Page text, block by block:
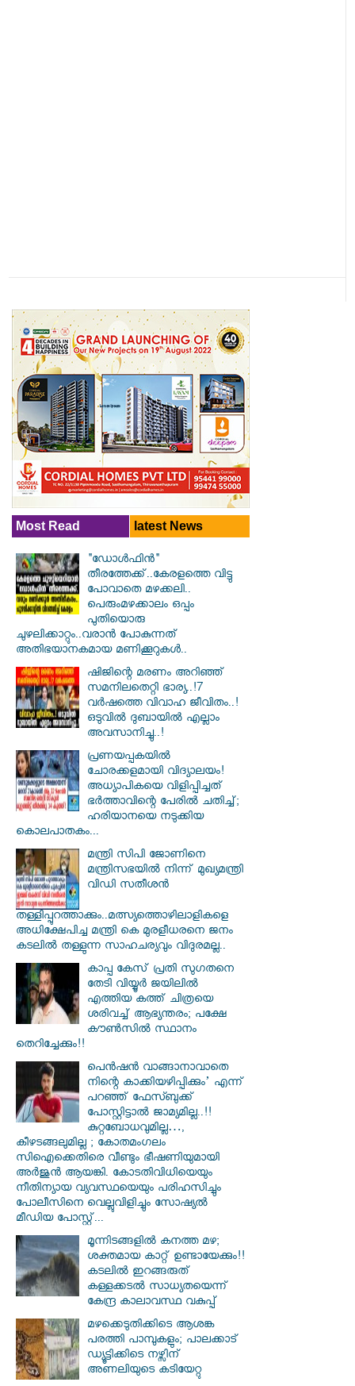
Most Read latest News
"ഡോൾഫിൻ"
തീരത്തേക്ക്..കേരളത്തെ വിട്ടു
പോവാതെ മഴക്കലി..
പെരുംമഴക്കാലം ഒപ്പം
പുതിയൊരു
ചുഴലിക്കാറ്റും..വരാൻ പോകുന്നത്
അതിഭയാനകമായ മണിക്കൂറുകൾ..
ഷിജിന്റെ മരണം അറിഞ്ഞ്
സമനിലതെറ്റി ഭാര്യ..!7
വർഷത്തെ വിവാഹ ജീവിതം..!
ഒടുവിൽ ദുബായിൽ എല്ലാം
അവസാനിച്ചു..!
പ്രണയപ്പകയിൽ
ചോരക്കളമായി വിദ്യാലയം!
അധ്യാപികയെ വിളിപ്പിച്ചത്
ഭർത്താവിന്റെ പേരിൽ ചതിച്ച്;
ഹരിയാനയെ നടുക്കിയ
കൊലപാതകം...
മന്ത്രി സിപി ജോണിനെ
മന്ത്രിസഭയില്‍ നിന്ന് മുഖ്യമന്ത്രി
വിഡി സതീശന്‍
തള്ളിപ്പുറത്താക്കും..മത്സ്യത്തൊഴിലാളികളെ
അധിക്ഷേപിച്ച മന്ത്രി കെ മുരളീധരനെ ജനം
കടലില്‍ തള്ളുന്ന സാഹചര്യവും വിദുരമല്ല..
കാപ്പ കേസ് പ്രതി സു​ഗതനെ
തേടി വിയ്യൂർ ജയിലിൽ
എത്തിയ കത്ത് ചിത്രയെ
ശരിവച്ച് ആഭ്യന്തരം; പക്ഷേ
കൗൺസിൽ സ്ഥാനം
തെറിച്ചേക്കും!!
പെൻഷൻ വാങ്ങാനാവാതെ
നിന്റെ കാക്കിയഴിപ്പിക്കും’ എന്ന്
പറഞ്ഞ് ഫേസ്ബുക്ക്
പോസ്റ്റിട്ടാൽ ജാമ്യമില്ല..!!
കുറ്റബോധവുമില്ല…,
കീഴടങ്ങലുമില്ല ; കോതമംഗലം
സിഐക്കെതിരെ വീണ്ടും ഭീഷണിയുമായി
അര്‍ജുന്‍ ആയങ്കി. കോടതിവിധിയെയും
നീതിന്യായ വ്യവസ്ഥയെയും പരിഹസിച്ചും
പോലീസിനെ വെല്ലുവിളിച്ചും സോഷ്യൽ
മീഡിയ പോസ്റ്റ്...
മൂന്നിടങ്ങളിൽ കനത്ത മഴ;
ശക്തമായ കാറ്റ് ഉണ്ടായേക്കും!!
കടലിൽ ഇറങ്ങരുത്
കള്ളക്കടൽ സാധ്യതയെന്ന്
കേന്ദ്ര കാലാവസ്ഥ വകുപ്പ്
മഴക്കെടുതിക്കിടെ ആശങ്ക
പരത്തി പാമ്പുകളും; പാലക്കാട്
ഡ്യൂട്ടിക്കിടെ നഴ്സിന്
അണലിയുടെ കടിയേറ്റു